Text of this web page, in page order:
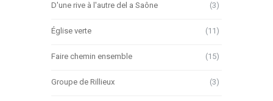
D'une rive à l'autre del a Saône (3)
Église verte (11)
Faire chemin ensemble (15)
Groupe de Rillieux (3)